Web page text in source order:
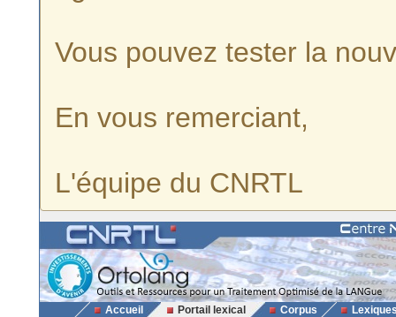
Vous pouvez tester la
En vous remerciant,
L'équipe du CNRTL
Accueil Portail lexical Corpus